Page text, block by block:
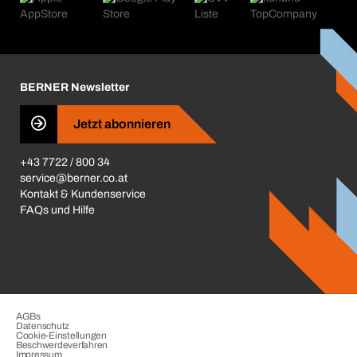
Kataloge & Broschüren
Presse
Business Conduct
BERNER Newsletter
Jetzt abonnieren
+43 7722 / 800 34
service@berner.co.at
Kontakt & Kundenservice
FAQs und Hilfe
AGBs
Datenschutz
Cookie-Einstellungen
Beschwerdeverfahren
Impressum